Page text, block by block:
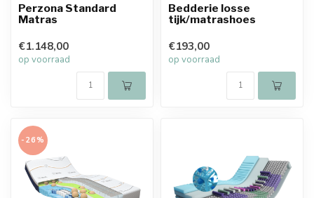
Perzona Standard
Matras
€1.148,00
op voorraad
Bedderie losse
tijk/matrashoes
€193,00
op voorraad
-26%